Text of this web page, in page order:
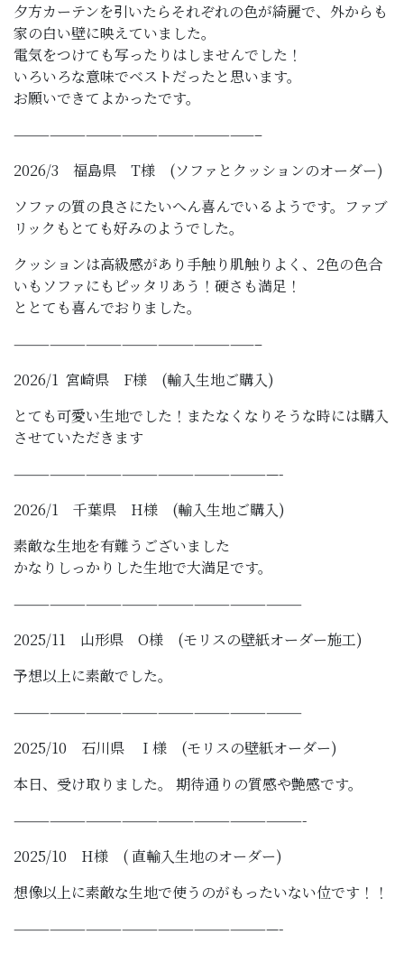
夕方カーテンを引いたらそれぞれの色が綺麗で、外からも
家の白い壁に映えていました。
電気をつけても写ったりはしませんでした！
いろいろな意味でベストだったと思います。
お願いできてよかったです。
————————————————————–
2026/3 福島県 T様 (ソファとクッションのオーダー)
ソファの質の良さにたいへん喜んでいるようです。ファブ
リックもとても好みのようでした。
クッションは高級感があり手触り肌触りよく、2色の色合
いもソファにもピッタリあう！硬さも満足！
ととても喜んでおりました。
————————————————————–
2026/1 宮崎県 F様 (輸入生地ご購入)
とても可愛い生地でした！またなくなりそうな時には購入
させていただきます
——————————————————————-
2026/1 千葉県 H様 (輸入生地ご購入)
素敵な生地を有難うございました
かなりしっかりした生地で大満足です。
————————————————————————
2025/11 山形県 O様 (モリスの壁紙オーダー施工)
予想以上に素敵でした。
————————————————————————
2025/10 石川県 I 様 (モリスの壁紙オーダー)
本日、受け取りました。 期待通りの質感や艶感です。
————————————————————————-
2025/10 H様 ( 直輸入生地のオーダー)
想像以上に素敵な生地で使うのがもったいない位です！！
——————————————————————-